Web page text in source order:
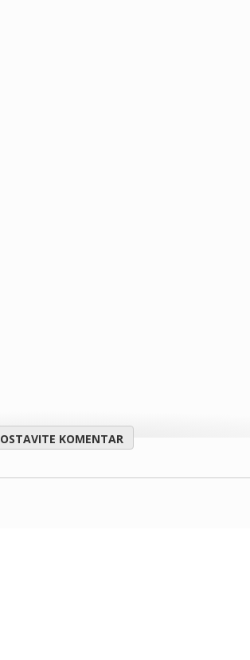
OSTAVITE KOMENTAR